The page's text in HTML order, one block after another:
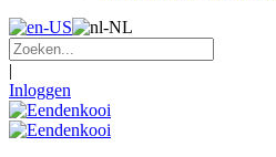
|
Inloggen